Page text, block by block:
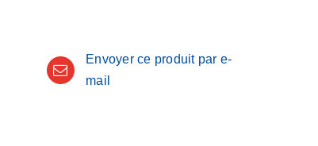
Envoyer ce produit par e-
mail